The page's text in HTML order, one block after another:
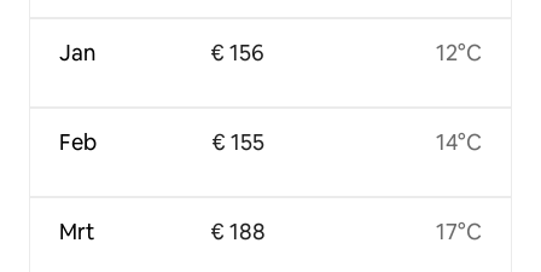
Jan
Feb
Mrt
€ 156
€ 155
€ 188
12°C
14°C
17°C